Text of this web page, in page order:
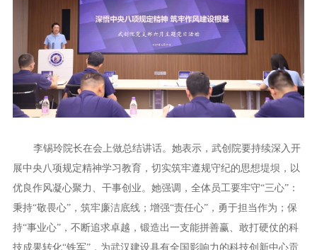
李锡玲院长在会上做总结讲话。她表示，武创院要持续深入开
展中央八项规定精神学习教育，切实筑牢遵规守纪的思想堤坝，以
优良作风凝心聚力、干事创业。她强调，全体员工要牢守“三心”：
秉持“敬畏心”，筑牢廉洁底线；增强“责任心”，勇于担当作为；保
持“事业心”，不断追求卓越，锻造出一支能拼善赢、敢打硬仗的科
技成果转化“铁军”，为武汉建设具有全国影响力的科技创新中心贡